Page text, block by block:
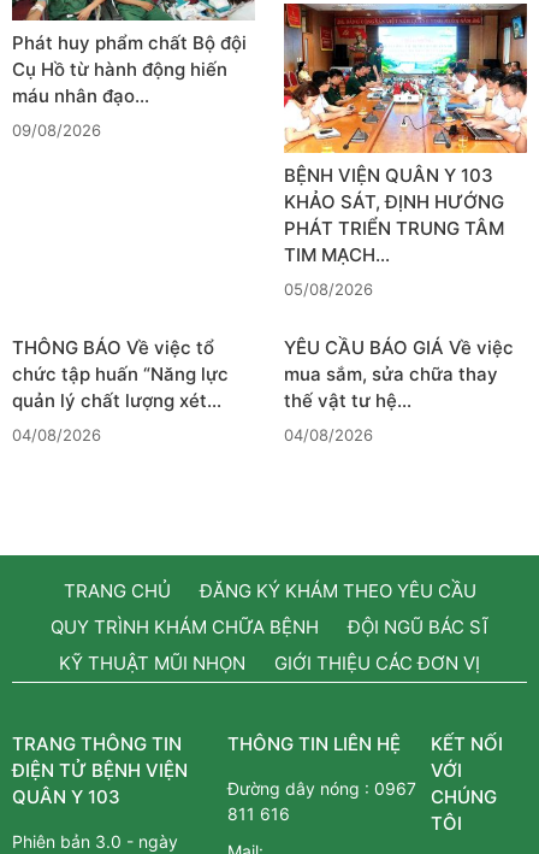
Phát huy phẩm chất Bộ đội
Cụ Hồ từ hành động hiến
máu nhân đạo…
09/08/2026
BỆNH VIỆN QUÂN Y 103
KHẢO SÁT, ĐỊNH HƯỚNG
PHÁT TRIỂN TRUNG TÂM
TIM MẠCH…
05/08/2026
THÔNG BÁO Về việc tổ
chức tập huấn “Năng lực
quản lý chất lượng xét…
04/08/2026
YÊU CẦU BÁO GIÁ Về việc
mua sắm, sửa chữa thay
thế vật tư hệ…
04/08/2026
TRANG CHỦ
ĐĂNG KÝ KHÁM THEO YÊU CẦU
QUY TRÌNH KHÁM CHỮA BỆNH
ĐỘI NGŨ BÁC SĨ
KỸ THUẬT MŨI NHỌN
GIỚI THIỆU CÁC ĐƠN VỊ
TRANG THÔNG TIN
ĐIỆN TỬ BỆNH VIỆN
QUÂN Y 103
Phiên bản 3.0 - ngày
THÔNG TIN LIÊN HỆ
Đường dây nóng :0967
811 616
KẾT NỐI
VỚI
CHÚNG
TÔI